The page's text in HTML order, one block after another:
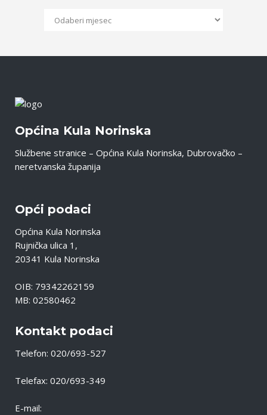
Arhiva
Općina Kula Norinska
Službene stranice – Općina Kula Norinska, Dubrovačko –
neretvanska županija
Opći podaci
Općina Kula Norinska
Rujnička ulica 1,
20341 Kula Norinska
OIB: 79342262159
MB: 02580462
Kontakt podaci
Telefon: 020/693-527
Telefax: 020/693-349
E-mail: